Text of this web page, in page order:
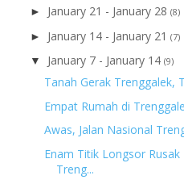
► January 21 - January 28 (8)
► January 14 - January 21 (7)
▼ January 7 - January 14 (9)
Tanah Gerak Trenggalek,
Empat Rumah di
Awas, Jalan Nasional
Enam Titik Longsor
Treng...